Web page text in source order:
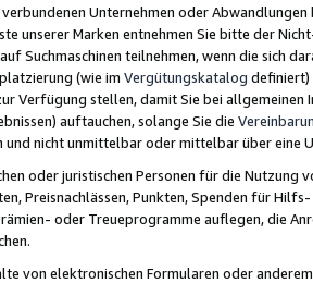
Unternehmen oder
unserer Marken entnehmen Sie bitte der
Suchmaschinen teilnehmen, wenn die sich
(wie im Vergütungskatalog definiert)
Verfügung stellen, damit Sie bei
auftauchen, solange Sie die
und nicht unmittelbar oder mittelbar über eine
oder juristischen Personen für die Nutzung
Preisnachlässen, Punkten, Spenden für
oder Treueprogramme auflegen, die
von elektronischen Formularen oder